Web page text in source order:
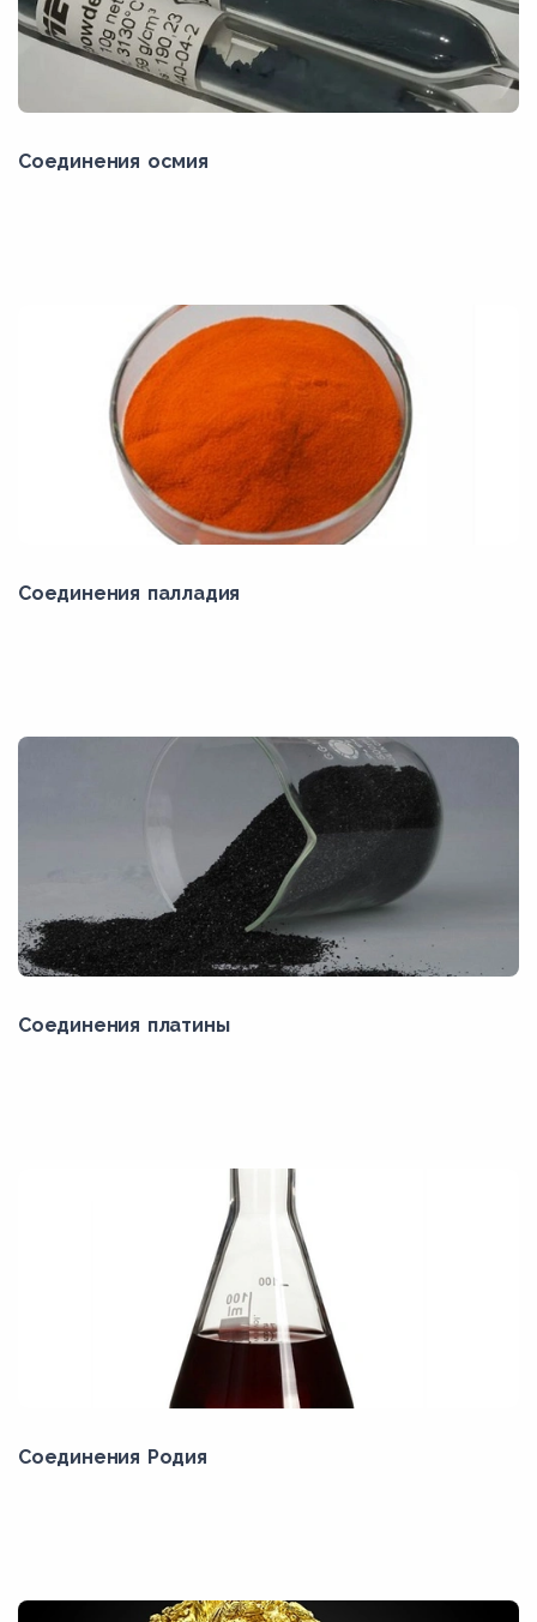
Соединения осмия
Соединения палладия
Соединения платины
Соединения Родия